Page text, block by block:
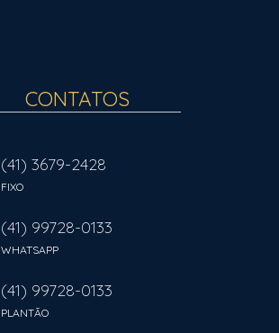
CONTATOS
(41) 3679-2428
FIXO
(41) 99728-0133
WHATSAPP
(41) 99728-0133
PLANTÃO